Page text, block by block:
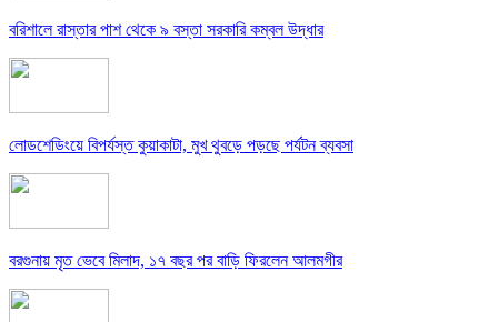
বরিশালে রাস্তার পাশ থেকে ৯ বস্তা সরকারি কম্বল উদ্ধার
লোডশেডিংয়ে বিপর্যস্ত কুয়াকাটা, মুখ থুবড়ে পড়ছে পর্যটন ব্যবসা
বরগুনায় মৃত ভেবে মিলাদ, ১৭ বছর পর বাড়ি ফিরলেন আলমগীর